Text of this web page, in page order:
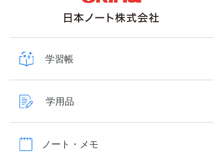
学習帳
学用品
ノート・メモ